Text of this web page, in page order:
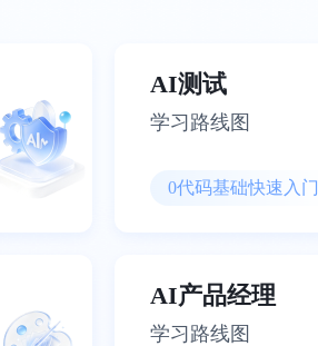
AI测试
学习路线图
0代码基础快速入门
AI产品经理
学习路线图